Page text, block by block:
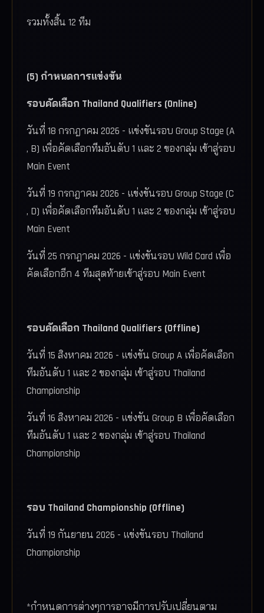
รวมทั้งสิ้น 12 ทีม
(5) กำหนดการแข่งขัน
รอบคัดเลือก Thailand Qualifiers (Online)
วันที่ 18 กรกฎาคม 2026 - แข่งขันรอบ Group Stage (A
, B) เพื่อคัดเลือกทีมอันดับ 1 และ 2 ของกลุ่ม เข้าสู่รอบ
Main Event
วันที่ 19 กรกฎาคม 2026 - แข่งขันรอบ Group Stage (C
, D) เพื่อคัดเลือกทีมอันดับ 1 และ 2 ของกลุ่ม เข้าสู่รอบ
Main Event
วันที่ 25 กรกฎาคม 2026 - แข่งขันรอบ Wild Card เพื่อ
คัดเลือกอีก 4 ทีมสุดท้ายเข้าสู่รอบ Main Event
รอบคัดเลือก Thailand Qualifiers (Offline)
วันที่ 15 สิงหาคม 2026 - แข่งขัน Group A เพื่อคัดเลือก
ทีมอันดับ 1 และ 2 ของกลุ่ม เข้าสู่รอบ Thailand
Championship
วันที่ 16 สิงหาคม 2026 - แข่งขัน Group B เพื่อคัดเลือก
ทีมอันดับ 1 และ 2 ของกลุ่ม เข้าสู่รอบ Thailand
Championship
รอบ Thailand Championship (Offline)
วันที่ 19 กันยายน 2026 - แข่งขันรอบ Thailand
Championship
*กำหนดการต่างๆการอาจมีการปรับเปลี่ยนตาม